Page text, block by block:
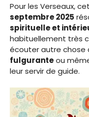
Pour les Verseaux,
septembre 2025
spirituelle et
habituellement très
écouter autre chose
fulguranteou
leur servir de guide.